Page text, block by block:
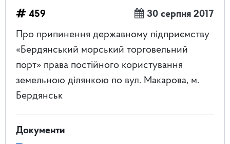
459
30 серпня 2017
Про припинення державному підприємству
«Бердянський морський торговельний
порт» права постійного користування
земельною ділянкою по вул. Макарова, м.
Бердянськ
Документи